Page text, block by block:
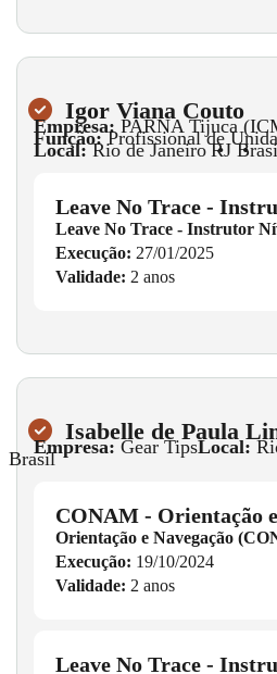
Igor Viana Couto
Empresa: PARNA Tijuca
Função: Profissional de
Local:Rio de Janeiro•
RJ•
Leave No Trace -
Leave No Trace - Instrutor
Execução: 27/01/2025
Validade: 2 anos
Isabelle de Paula
Empresa: Gear TipsLocal:
Brasil
CONAM - Orientação
Orientação e Navegação
Execução: 19/10/2024
Validade: 2 anos
Leave No Trace -